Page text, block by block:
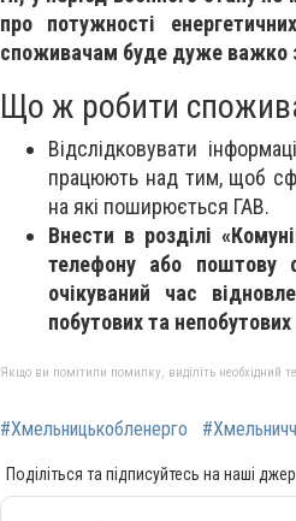
про потужності
споживачам буде дуже важко
Що ж робити
Відслідковувати
працюють над тим, щоб
на які поширюється ГАВ.
Внести в розділі
телефону або поштову
очікуваний час
побутових та
Якщо ви помітили помилку, виділіть необхідний
#Хмельницькобленерго
Поділіться та підписуйтесь на наші